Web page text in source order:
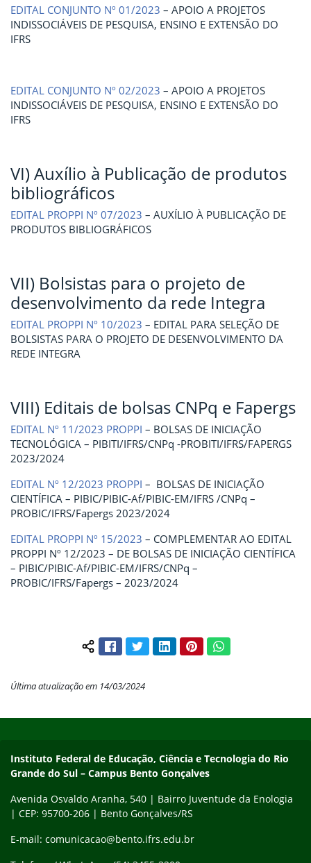
EDITAL CONJUNTO Nº 01/2023 – APOIO A PROJETOS
INDISSOCIÁVEIS DE PESQUISA, ENSINO E EXTENSÃO DO
IFRS
EDITAL CONJUNTO Nº 02/2023 – APOIO A PROJETOS
INDISSOCIÁVEIS DE PESQUISA, ENSINO E EXTENSÃO DO
IFRS
VI) Auxílio à Publicação de produtos
bibliográficos
EDITAL PROPPI Nº 07/2023 – AUXÍLIO À PUBLICAÇÃO DE
PRODUTOS BIBLIOGRÁFICOS
VII) Bolsistas para o projeto de
desenvolvimento da rede Integra
EDITAL PROPPI Nº 10/2023 – EDITAL PARA SELEÇÃO DE
BOLSISTAS PARA O PROJETO DE DESENVOLVIMENTO DA
REDE INTEGRA
VIII) Editais de bolsas CNPq e Fapergs
EDITAL Nº 11/2023 PROPPI – BOLSAS DE INICIAÇÃO
TECNOLÓGICA – PIBITI/IFRS/CNPq -PROBITI/IFRS/FAPERGS
2023/2024
EDITAL Nº 12/2023 PROPPI – BOLSAS DE INICIAÇÃO
CIENTÍFICA – PIBIC/PIBIC-Af/PIBIC-EM/IFRS /CNPq –
PROBIC/IFRS/Fapergs 2023/2024
EDITAL PROPPI Nº 15/2023 – COMPLEMENTAR AO EDITAL
PROPPI Nº 12/2023 – DE BOLSAS DE INICIAÇÃO CIENTÍFICA
– PIBIC/PIBIC-Af/PIBIC-EM/IFRS/CNPq –
PROBIC/IFRS/Fapergs – 2023/2024
Compartilhar conteúdo:
FacebookTwitterLinkedInPinterestWhatsApp
Última atualização em 14/03/2024
Contato
Instituto Federal de Educação, Ciência e Tecnologia do Rio
Grande do Sul – Campus Bento Gonçalves
Avenida Osvaldo Aranha, 540 | Bairro Juventude da Enologia
| CEP: 95700-206 | Bento Gonçalves/RS
E-mail: comunicacao@bento.ifrs.edu.br